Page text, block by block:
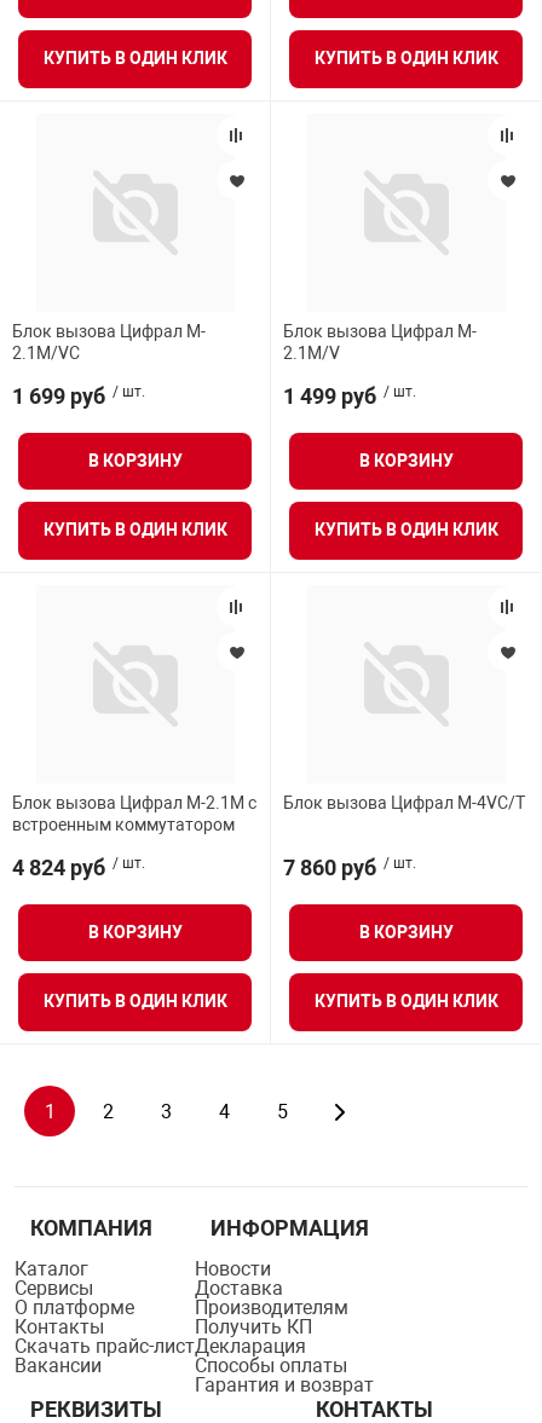
КУПИТЬ В ОДИН КЛИК КУПИТЬ В ОДИН КЛИК
Блок вызова Цифрал M-
2.1M/VC
1 699 руб / шт.
В КОРЗИНУ
КУПИТЬ В ОДИН КЛИК
Блок вызова Цифрал M-
2.1M/V
1 499 руб / шт.
В КОРЗИНУ
КУПИТЬ В ОДИН КЛИК
Блок вызова Цифрал M-2.1M с
встроенным коммутатором
4 824 руб / шт.
В КОРЗИНУ
КУПИТЬ В ОДИН КЛИК
Блок вызова Цифрал M-4VC/T
7 860 руб / шт.
В КОРЗИНУ
КУПИТЬ В ОДИН КЛИК
1 2 3 4 5
КОМПАНИЯ
Каталог
Сервисы
О платформе
Контакты
Скачать прайс-лист
Вакансии
ИНФОРМАЦИЯ
Новости
Доставка
Производителям
Получить КП
Декларация
Способы оплаты
Гарантия и возврат
РЕКВИЗИТЫ КОНТАКТЫ